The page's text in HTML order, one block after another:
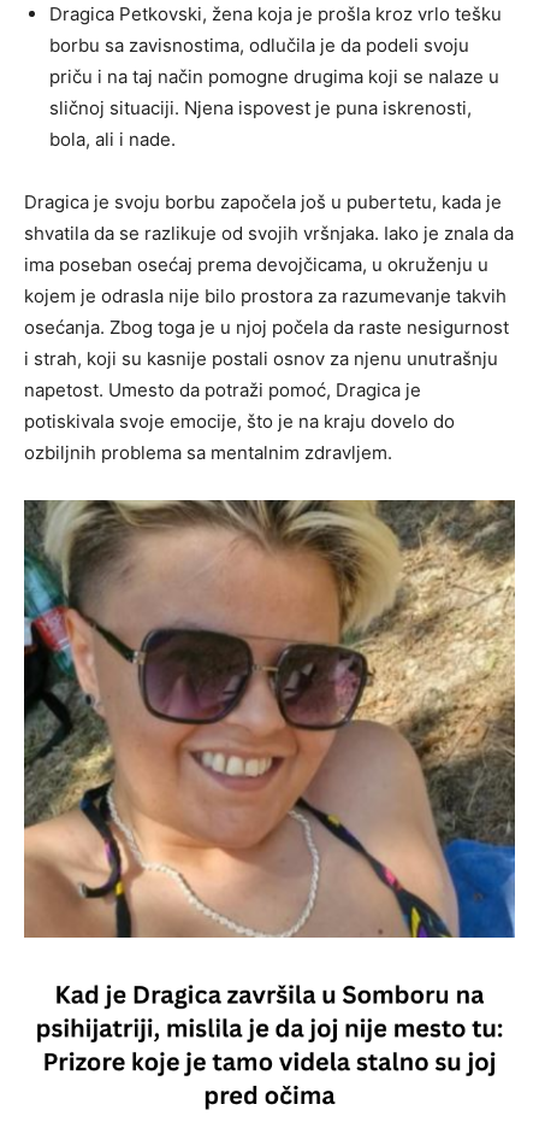
Dragica Petkovski, žena koja je prošla kroz vrlo tešku
borbu sa zavisnostima, odlučila je da podeli svoju
priču i na taj način pomogne drugima koji se nalaze u
sličnoj situaciji. Njena ispovest je puna iskrenosti,
bola, ali i nade.
Dragica je svoju borbu započela još u pubertetu, kada je
shvatila da se razlikuje od svojih vršnjaka. Iako je znala da
ima poseban osećaj prema devojčicama, u okruženju u
kojem je odrasla nije bilo prostora za razumevanje takvih
osećanja. Zbog toga je u njoj počela da raste nesigurnost
i strah, koji su kasnije postali osnov za njenu unutrašnju
napetost. Umesto da potraži pomoć, Dragica je
potiskivala svoje emocije, što je na kraju dovelo do
ozbiljnih problema sa mentalnim zdravljem.